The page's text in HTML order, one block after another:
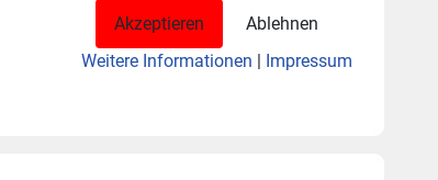
Akzeptieren
Ablehnen
Weitere Informationen
Impressum